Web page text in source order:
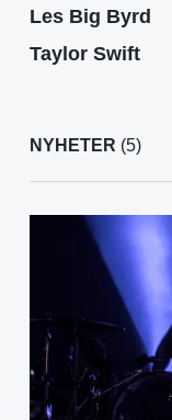
Les Big Byrd
Taylor Swift
NYHETER (5)